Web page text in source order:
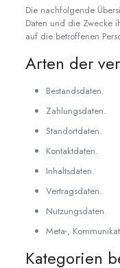
Die nachfolgende
Daten und die Zwecke
auf die betroffenen
Arten der
Bestandsdaten.
Zahlungsdaten.
Standortdaten.
Kontaktdaten.
Inhaltsdaten.
Vertragsdaten.
Nutzungsdaten.
Meta-,
Kategorien